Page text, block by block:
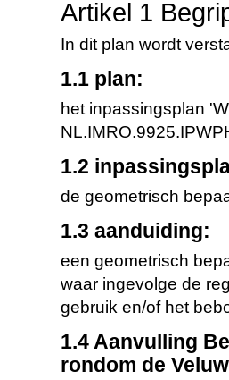
Artikel 1
In dit plan wordt
1.1 plan:
het inpassingsplan
1.2
de geometrisch
1.3 aanduiding:
een geometrisch
waar ingevolge de
gebruik en/of het
1.4 Aanvulling
rondom de